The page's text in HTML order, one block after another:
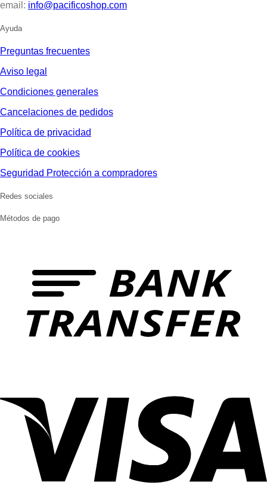
email: info@pacificoshop.com
Ayuda
Preguntas frecuentes
Aviso legal
Condiciones generales
Cancelaciones de pedidos
Política de privacidad
Política de cookies
Seguridad Protección a compradores
Redes sociales
Métodos de pago